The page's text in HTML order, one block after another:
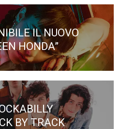
IL NUOVO
HONDA”
BY TRACK